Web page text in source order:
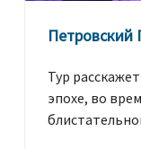
Петровский
Тур
эпохе, во